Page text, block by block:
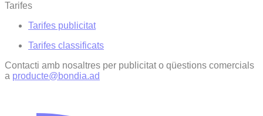
Tarifes
Tarifes publicitat
Tarifes classificats
Contacti amb nosaltres per publicitat o qüestions comercials
a producte@bondia.ad